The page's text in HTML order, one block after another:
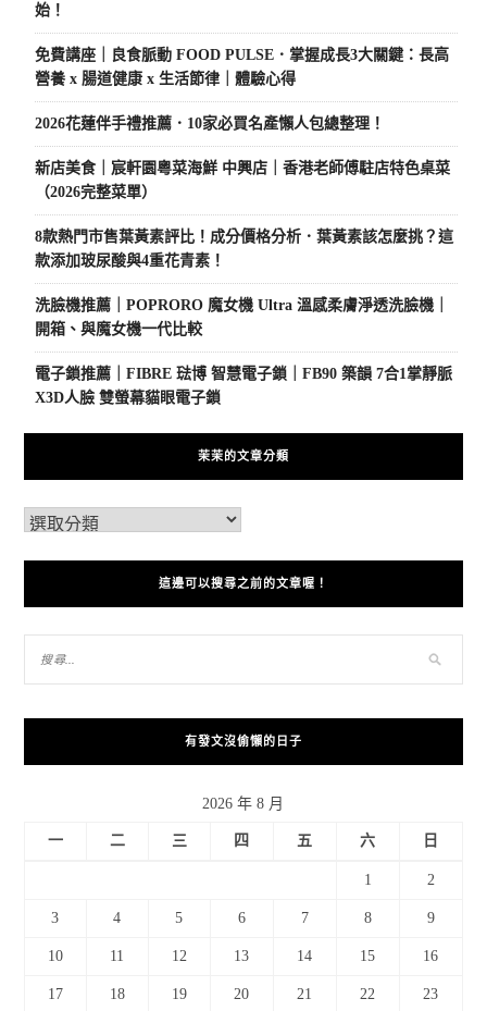
始！
免費講座｜良食脈動 FOOD PULSE．掌握成長3大關鍵：長高
營養 x 腸道健康 x 生活節律｜體驗心得
2026花蓮伴手禮推薦．10家必買名產懶人包總整理！
新店美食｜宸軒園粵菜海鮮 中興店｜香港老師傅駐店特色桌菜
（2026完整菜單）
8款熱門市售葉黃素評比！成分價格分析．葉黃素該怎麼挑？這
款添加玻尿酸與4重花青素！
洗臉機推薦｜POPRORO 魔女機 Ultra 溫感柔膚淨透洗臉機｜
開箱、與魔女機一代比較
電子鎖推薦｜FIBRE 琺博 智慧電子鎖｜FB90 築韻 7合1掌靜脈
X3D人臉 雙螢幕貓眼電子鎖
茉茉的文章分類
這邊可以搜尋之前的文章喔！
有發文沒偷懶的日子
2026 年 8 月
一 二 三 四 五 六 日
1 2
3 4 5 6 7 8 9
10 11 12 13 14 15 16
17 18 19 20 21 22 23